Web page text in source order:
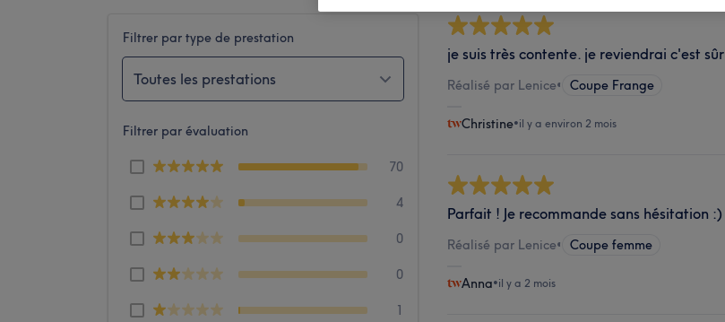
Filtrer par type de prestation
Toutes les prestations
Filtrer par évaluation
70
4
0
0
1
je suis très contente. je reviendrai c'est sûr
Réalisé par Lenice• Coupe Frange
Christine•il y a environ 2 mois
Parfait ! Je recommande sans hésitation :)
Réalisé par Lenice• Coupe femme
Anna•il y a 2 mois